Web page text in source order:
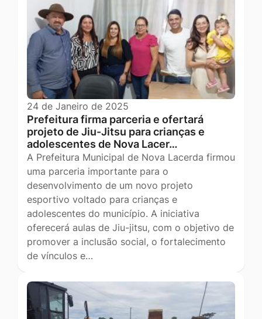
24 de Janeiro de 2025
Prefeitura firma parceria e ofertará
projeto de Jiu-Jitsu para crianças e
adolescentes de Nova Lacer…
A Prefeitura Municipal de Nova Lacerda firmou
uma parceria importante para o
desenvolvimento de um novo projeto
esportivo voltado para crianças e
adolescentes do município. A iniciativa
oferecerá aulas de Jiu-jitsu, com o objetivo de
promover a inclusão social, o fortalecimento
de vínculos e…